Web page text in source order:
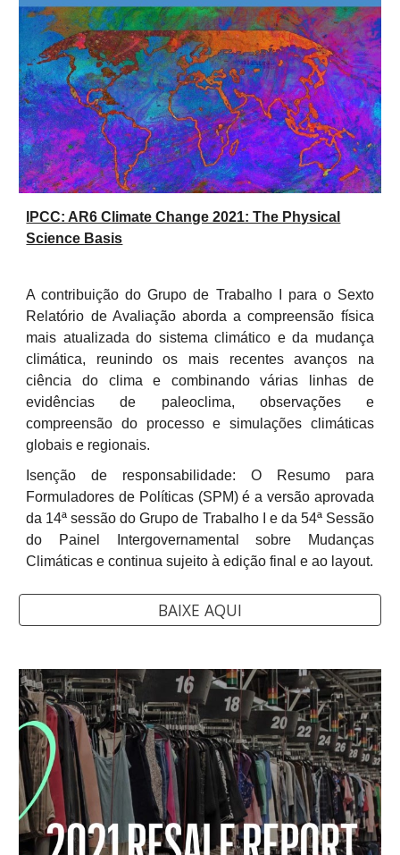
IPCC: AR6 Climate Change 2021: The Physical
Science Basis
A contribuição do Grupo de Trabalho I para o Sexto
Relatório de Avaliação aborda a compreensão física
mais atualizada do sistema climático e da mudança
climática, reunindo os mais recentes avanços na
ciência do clima e combinando várias linhas de
evidências de paleoclima, observações e
compreensão do processo e simulações climáticas
globais e regionais.
Isenção de responsabilidade: O Resumo para
Formuladores de Políticas (SPM) é a versão aprovada
da 14ª sessão do Grupo de Trabalho I e da 54ª Sessão
do Painel Intergovernamental sobre Mudanças
Climáticas e continua sujeito à edição final e ao layout.
BAIXE AQUI